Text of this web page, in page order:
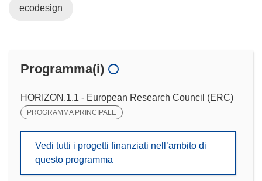
ecodesign
Programma(i)
HORIZON.1.1 - European Research Council (ERC)
PROGRAMMA PRINCIPALE
Vedi tutti i progetti finanziati nell’ambito di
questo programma